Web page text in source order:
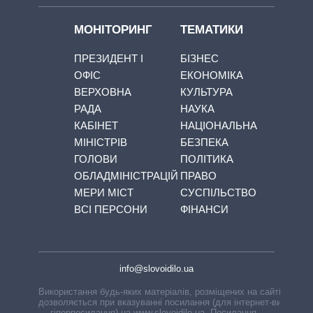
МОНІТОРИНГ
ПРЕЗИДЕНТ І
ОФІС
ВЕРХОВНА
РАДА
КАБІНЕТ
МІНІСТРІВ
ГОЛОВИ
ОБЛАДМІНІСТРАЦІЙ
МЕРИ МІСТ
ВСІ ПЕРСОНИ
ТЕМАТИКИ
БІЗНЕС
ЕКОНОМІКА
КУЛЬТУРА
НАУКА
НАЦІОНАЛЬНА
БЕЗПЕКА
ПОЛІТИКА
ПРАВО
СУСПІЛЬСТВО
ФІНАНСИ
info@slovoidilo.ua
Використання будь-яких матеріалів, розміщених на сайті,
дозволяється при вказуванні посилання (для інтернет-видань